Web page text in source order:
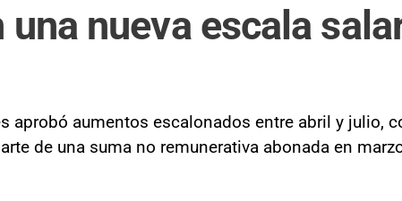
nueva escala
aprobó aumentos escalonados entre abril y julio,
de una suma no remunerativa abonada en